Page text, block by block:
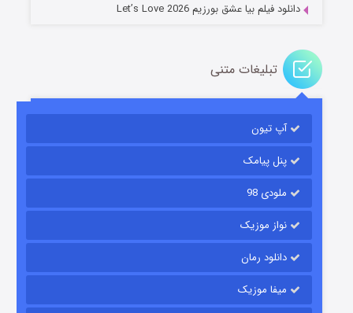
باب اسفنجی فصل ۱۷
قسمت۶ (زیرنویس) منتشر شد
دانلود فیلم بیا عشق بورزیم Let’s Love 2026
تبلیغات متنی
آپ تیون
پنل پیامک
ملودی 98
نواز موزیک
دانلود رمان
میفا موزیک